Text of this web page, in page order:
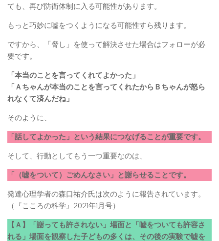
ても、再び防衛体制に入る可能性があります。
もっと巧妙に嘘をつくようになる可能性すら残ります。
ですから、「脅し」を使って解決させた場合はフォローが必
要です。
「本当のことを言ってくれてよかった」
「Ａちゃんが本当のことを言ってくれたからＢちゃんが怒ら
れなくて済んだね」
そのように、
「話してよかった」という結果につなげることが重要です。
そして、行動としてもう一つ重要なのは、
「（嘘をついて）ごめんなさい」と謝らせることです。
発達心理学者の森口祐介氏は次のように報告されています。
（『こころの科学』2021年1月号）
【Ａ】「謝っても許されない」場面と「嘘をついても許容さ
れる」場面を観察した子どもの多くは、その後の実験で嘘を